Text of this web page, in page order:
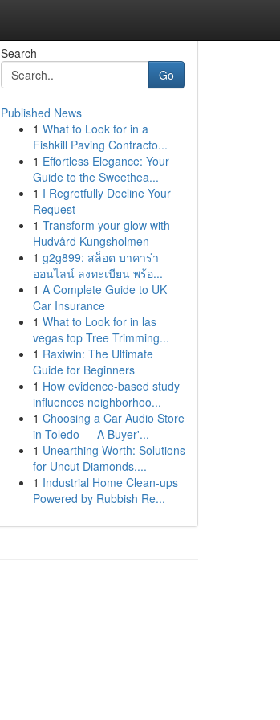
Search
Go
Published News
1 What to Look for in a
Fishkill Paving Contracto...
1 Effortless Elegance: Your
Guide to the Sweethea...
1 I Regretfully Decline Your
Request
1 Transform your glow with
Hudvård Kungsholmen
1 g2g899: สล็อต บาคาร่า
ออนไลน์ ลงทะเบียน พร้อ...
1 A Complete Guide to UK
Car Insurance
1 What to Look for in las
vegas top Tree Trimming...
1 Raxiwin: The Ultimate
Guide for Beginners
1 How evidence-based study
influences neighborhoo...
1 Choosing a Car Audio Store
in Toledo — A Buyer'...
1 Unearthing Worth: Solutions
for Uncut Diamonds,...
1 Industrial Home Clean-ups
Powered by Rubbish Re...